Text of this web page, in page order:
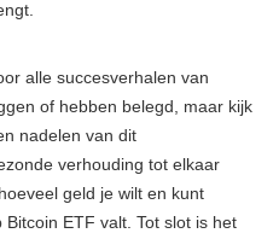
alle succesverhalen van
of hebben belegd, maar kijk
nadelen van dit
verhouding tot elkaar
geld je wilt en kunt
ETF valt. Tot slot is het